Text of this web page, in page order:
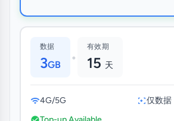
数据
3GB •
有效期
15 天
4G/5G
仅数据